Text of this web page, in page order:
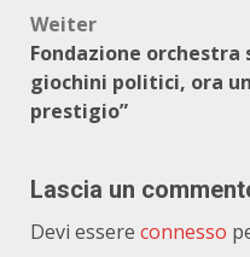
Weiter
Fondazione orchestra
giochini politici, ora
prestigio”
Lascia un
Devi essere connesso